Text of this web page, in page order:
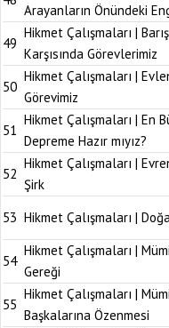
Arayanların Önündeki
49
Hikmet Çalışmaları |
Karşısında Görevlerimiz
50
Hikmet Çalışmaları |
Görevimiz
51
Hikmet Çalışmaları | En
Depreme Hazır mıyız?
52
Hikmet Çalışmaları |
Şirk
53 Hikmet Çalışmaları |
54
Hikmet Çalışmaları |
Gereği
55
Hikmet Çalışmaları |
Başkalarına Özenmesi